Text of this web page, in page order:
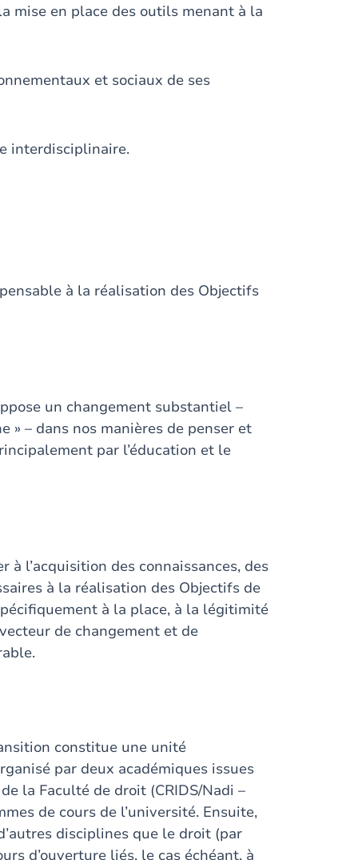
en place des outils menant à la
et sociaux de ses
interdisciplinaire.
à la réalisation des Objectifs
un changement substantiel –
» – dans nos manières de penser et
par l’éducation et le
à l’acquisition des connaissances, des
à la réalisation des Objectifs de
à la place, à la légitimité
de changement et de
constitue une unité
par deux académiques issues
la Faculté de droit (CRIDS/Nadi –
de cours de l’université. Ensuite,
disciplines que le droit (par
d’ouverture liés, le cas échéant, à